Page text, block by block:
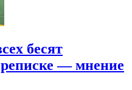
бесят
— мнение